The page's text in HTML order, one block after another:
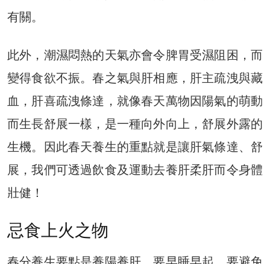
有關。
此外，潮濕悶熱的天氣亦會令脾胃受濕阻困，而
變得食欲不振。春之氣與肝相應，肝主疏洩與藏
血，肝喜疏洩條達，就像春天萬物因陽氣的萌動
而生長舒展一樣，是一種向外向上，舒展外露的
生機。因此春天養生的重點就是讓肝氣條達、舒
展，我們可透過飲食及運動去養肝柔肝而令身體
壯健！
忌食上火之物